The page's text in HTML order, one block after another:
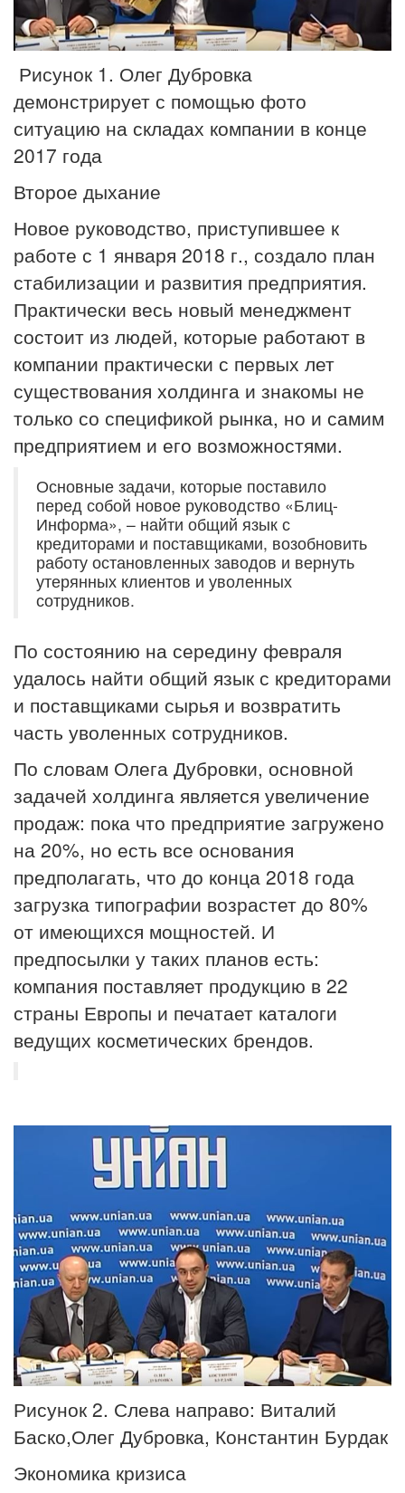
Рисунок 1. Олег Дубровка
демонстрирует с помощью фото
ситуацию на складах компании в конце
2017 года
Второе дыхание
Новое руководство, приступившее к
работе с 1 января 2018 г., создало план
стабилизации и развития предприятия.
Практически весь новый менеджмент
состоит из людей, которые работают в
компании практически с первых лет
существования холдинга и знакомы не
только со спецификой рынка, но и самим
предприятием и его возможностями.
Основные задачи, которые поставило
перед собой новое руководство «Блиц-
Информа», – найти общий язык с
кредиторами и поставщиками, возобновить
работу остановленных заводов и вернуть
утерянных клиентов и уволенных
сотрудников.
По состоянию на середину февраля
удалось найти общий язык с кредиторами
и поставщиками сырья и возвратить
часть уволенных сотрудников.
По словам Олега Дубровки, основной
задачей холдинга является увеличение
продаж: пока что предприятие загружено
на 20%, но есть все основания
предполагать, что до конца 2018 года
загрузка типографии возрастет до 80%
от имеющихся мощностей. И
предпосылки у таких планов есть:
компания поставляет продукцию в 22
страны Европы и печатает каталоги
ведущих косметических брендов.
Рисунок 2. Слева направо: Виталий
Баско,Олег Дубровка, Константин Бурдак
Экономика кризиса